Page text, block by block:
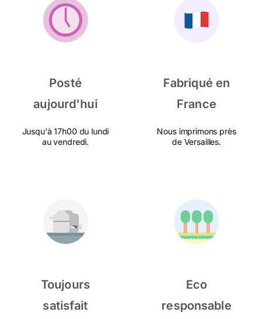
Posté
aujourd'hui
Jusqu'à 17h00 du lundi
au vendredi.
Fabriqué en
France
Nous imprimons près
de Versailles.
Toujours
satisfait
Eco
responsable